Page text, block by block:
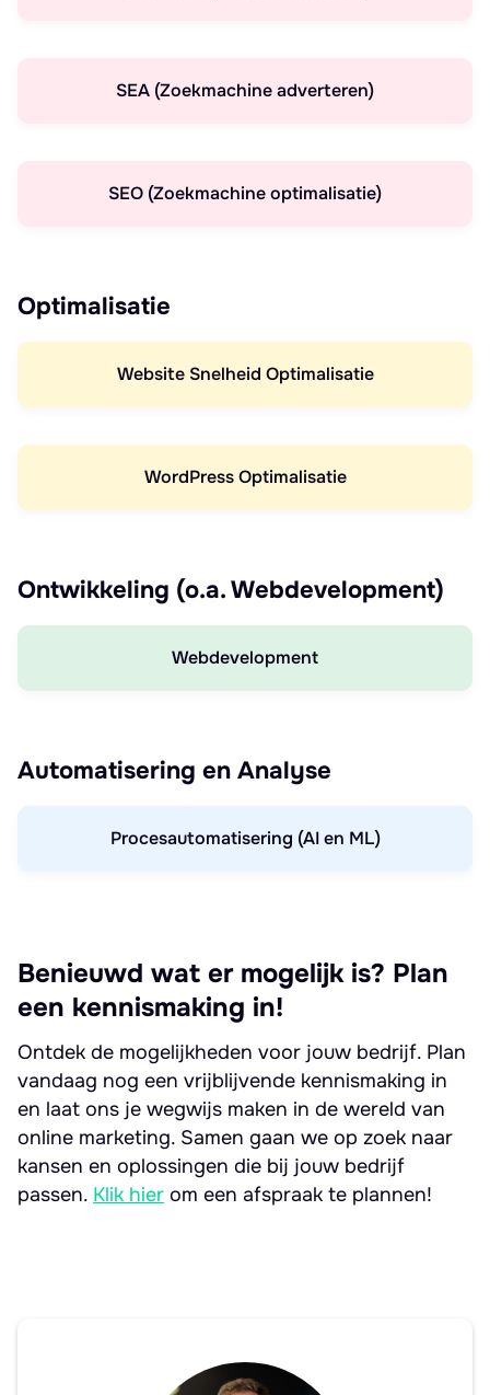
SEA (Zoekmachine adverteren)
SEO (Zoekmachine optimalisatie)
Optimalisatie
Website Snelheid Optimalisatie
WordPress Optimalisatie
Ontwikkeling (o.a. Webdevelopment)
Webdevelopment
Automatisering en Analyse
Procesautomatisering (AI en ML)
Benieuwd wat er mogelijk is? Plan
een kennismaking in!
Ontdek de mogelijkheden voor jouw bedrijf. Plan
vandaag nog een vrijblijvende kennismaking in
en laat ons je wegwijs maken in de wereld van
online marketing. Samen gaan we op zoek naar
kansen en oplossingen die bij jouw bedrijf
passen. Klik hier om een afspraak te plannen!